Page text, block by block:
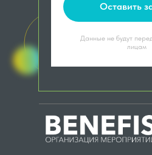
Данные не будут
лицам
Оставить